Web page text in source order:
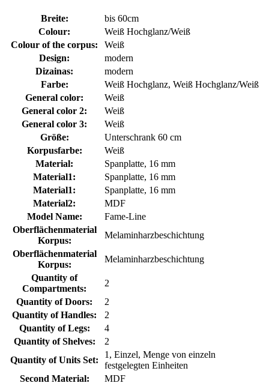
Breite:
bis 60cm
Colour:
Weiß Hochglanz/Weiß
Colour of the corpus:
Weiß
Design:
modern
Dizainas:
modern
Farbe:
Weiß Hochglanz, Weiß Hochglanz/Weiß
General color:
Weiß
General color 2:
Weiß
General color 3:
Weiß
Größe:
Unterschrank 60 cm
Korpusfarbe:
Weiß
Material:
Spanplatte, 16 mm
Material1:
Spanplatte, 16 mm
Material1:
Spanplatte, 16 mm
Material2:
MDF
Model Name:
Fame-Line
Oberflächenmaterial
Korpus:
Melaminharzbeschichtung
Oberflächenmaterial
Korpus:
Melaminharzbeschichtung
Quantity of
Compartments:
2
Quantity of Doors:
2
Quantity of Handles:
2
Quantity of Legs:
4
Quantity of Shelves:
2
Quantity of Units Set:
1, Einzel, Menge von einzeln
festgelegten Einheiten
Second Material:
MDF